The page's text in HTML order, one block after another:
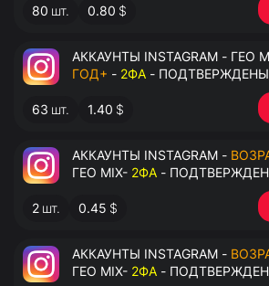
80 шт. 0.80 $
АККАУНТЫ INSTAGRAM - ГЕО
ГОД+ - 2ФА -
63 шт. 1.40 $
АККАУНТЫ INSTAGRAM -
ГЕО MIX- 2ФА -
2 шт. 0.45 $
АККАУНТЫ INSTAGRAM -
ГЕО MIX- 2ФА -